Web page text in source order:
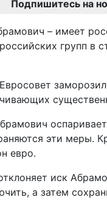
Подпишитесь на
– имеет
групп в
эти меры.
евро.
иск
а затем